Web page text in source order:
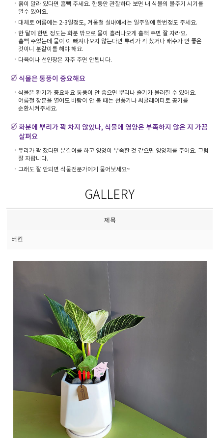
흙이 말라 있다면 흠뻑 주세요. 한동안 관찰하다 보면 내 식물의 물주기 시기를
알수 있어요.
대체로 여름에는 2-3일정도, 겨울철 실내에서는 일주일에 한번정도 주세요.
한 달에 한번 정도는 화분 밖으로 물이 흘러나오게 흠뻑 주면 잘 자라요.
흠뻑 주었는데 물이 이 빠져나오지 않는다면 뿌리가 꽉 찼거나 배수가 안 좋은
것이니 분갈이를 해야 해요.
다육이나 선인장은 자주 주면 안됩니다.
식물은 통풍이 중요해요
식물은 환기가 중요해요 통풍이 안 좋으면 뿌리나 줄기가 물러질 수 있어요.
여름철 창문을 열어도 바람이 안 불 때는 선풍기나 써큘레이터로 공기를
순환시켜주세요.
화분에 뿌리가 꽉 차지 않았나, 식물에 영양은 부족하지 않은 지 가끔
살펴요
뿌리가 꽉 찼다면 분갈이를 하고 영양이 부족한 것 같으면 영양제를 주어요. 그럼
잘 자랍니다.
그래도 잘 안되면 식물전문가에게 물어보세요~
GALLERY
제목
버킨